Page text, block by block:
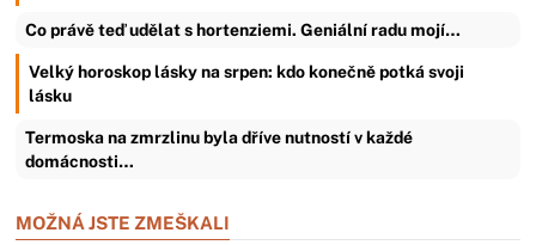
Co právě teď udělat s hortenziemi. Geniální radu mojí…
Velký horoskop lásky na srpen: kdo konečně potká svoji
lásku
Termoska na zmrzlinu byla dříve nutností v každé
domácnosti…
MOŽNÁ JSTE ZMEŠKALI